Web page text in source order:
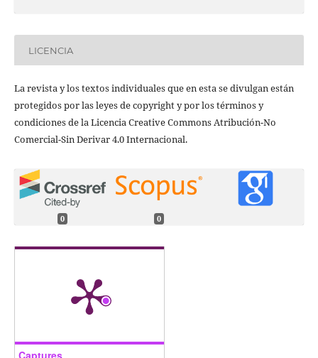
LICENCIA
La revista y los textos individuales que en esta se divulgan están
protegidos por las leyes de copyright y por los términos y
condiciones de la Licencia Creative Commons Atribución-No
Comercial-Sin Derivar 4.0 Internacional.
0 0